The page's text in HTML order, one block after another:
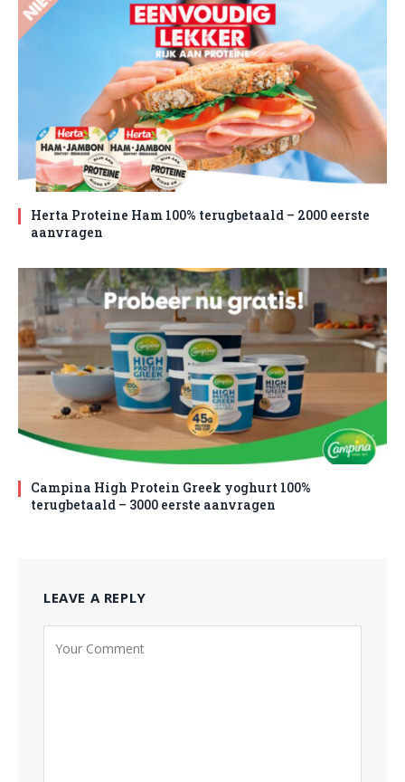
Herta Proteine Ham 100% terugbetaald – 2000 eerste
aanvragen
Campina High Protein Greek yoghurt 100%
terugbetaald – 3000 eerste aanvragen
LEAVE A REPLY